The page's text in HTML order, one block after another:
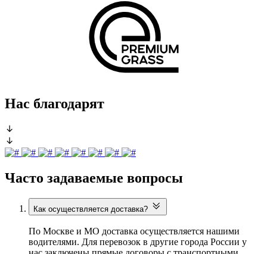
Нас благодарят
Часто задаваемые вопросы
Как осуществляется доставка?
По Москве и МО доставка осуществляется нашими
водителями. Для перевозок в другие города России у